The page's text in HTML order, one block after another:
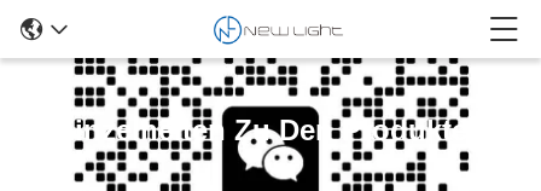
Einzelheiten Zu Den Produkten